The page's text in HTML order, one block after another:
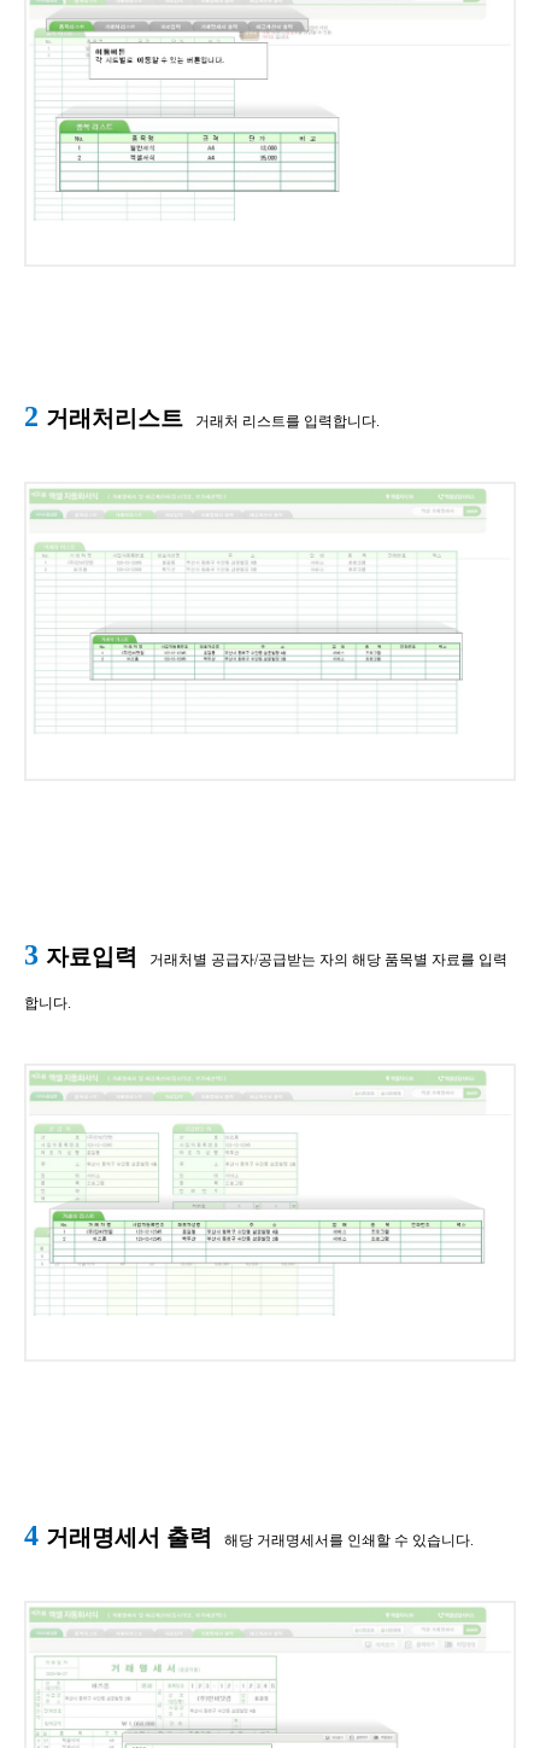
2 거래처리스트 거래처 리스트를 입력합니다.
​3 자료입력 ​거래처별 공급자/공급받는 자의 해당 품목별 자료를 입력
합니다.
4 거래명세서 출력 해당 거래명세서를 인쇄할 수 있습니다.